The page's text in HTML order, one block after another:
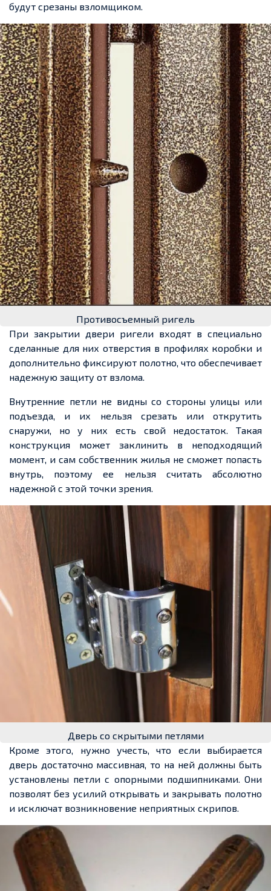
будут срезаны взломщиком.
Противосъемный ригель
При закрытии двери ригели входят в специально
сделанные для них отверстия в профилях коробки и
дополнительно фиксируют полотно, что обеспечивает
надежную защиту от взлома.
Внутренние петли не видны со стороны улицы или
подъезда, и их нельзя срезать или открутить
снаружи, но у них есть свой недостаток. Такая
конструкция может заклинить в неподходящий
момент, и сам собственник жилья не сможет попасть
внутрь, поэтому ее нельзя считать абсолютно
надежной с этой точки зрения.
Дверь со скрытыми петлями
Кроме этого, нужно учесть, что если выбирается
дверь достаточно массивная, то на ней должны быть
установлены петли с опорными подшипниками. Они
позволят без усилий открывать и закрывать полотно
и исключат возникновение неприятных скрипов.